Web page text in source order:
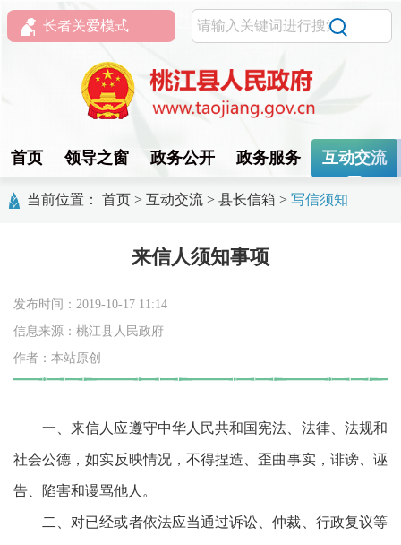
长者关爱模式
首页 领导之窗 政务公开 政务服务 互动交流
当前位置： 首页 > 互动交流 > 县长信箱 > 写信须知
来信人须知事项
发布时间：2019-10-17 11:14
信息来源：桃江县人民政府
作者：本站原创
一、来信人应遵守中华人民共和国宪法、法律、法规和
社会公德，如实反映情况，不得捏造、歪曲事实，诽谤、诬
告、陷害和谩骂他人。
二、对已经或者依法应当通过诉讼、仲裁、行政复议等